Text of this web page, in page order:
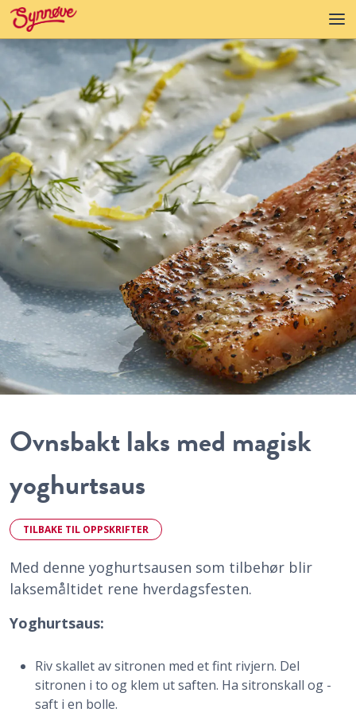
Ovnsbakt laks med magisk
yoghurtsaus
TILBAKE TIL OPPSKRIFTER
Med denne yoghurtsausen som tilbehør blir
laksemåltidet rene hverdagsfesten.
Yoghurtsaus:
Riv skallet av sitronen med et fint rivjern. Del
sitronen i to og klem ut saften. Ha sitronskall og -
saft i en bolle.